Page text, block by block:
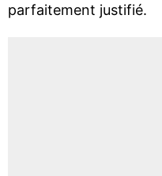
parfaitement justifié.